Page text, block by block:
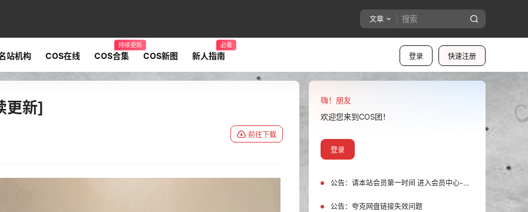
文章
登录 快速注册
站机构 COS在线 COS合集
持续更新
COS新图 新人指南
必看
更新]
前往下载
嗨！朋友
欢迎您来到COS团！
登录
公告： 请本站会员第一时间 进入会员中心-我的设置中为您的账号绑定邮箱!
公告： 夸克网盘链接失效问题